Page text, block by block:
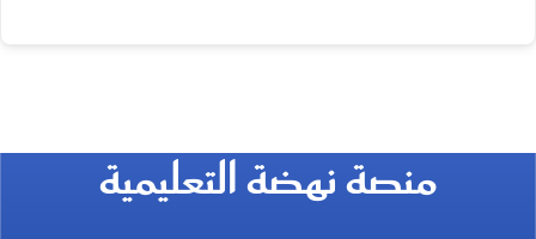
منصة نهضة التعليمية